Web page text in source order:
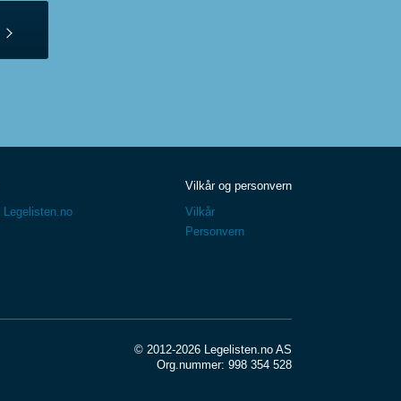
Legelisten.no
Vilkår og personvern
Vilkår
Personvern
© 2012-2026 Legelisten.no AS
Org.nummer: 998 354 528